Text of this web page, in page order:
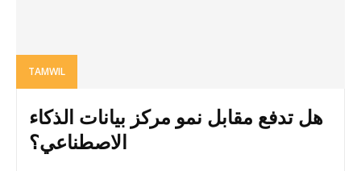
TAMWIL
هل تدفع مقابل نمو مركز بيانات الذكاء
الاصطناعي؟